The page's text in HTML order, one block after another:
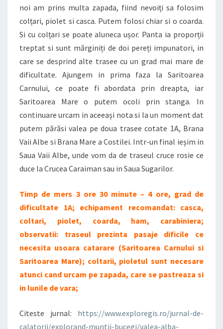
noi am prins multa zapada, fiind nevoiți sa folosim
colțari, piolet si casca. Putem folosi chiar si o coarda.
Si cu colțari se poate aluneca ușor. Panta ia proporții
treptat si sunt mărginiți de doi pereți impunatori, in
care se desprind alte trasee cu un grad mai mare de
dificultate. Ajungem in prima faza la Saritoarea
Carnului, ce poate fi abordata prin dreapta, iar
Saritoarea Mare o putem ocoli prin stanga. In
continuare urcam in aceeași nota si la un moment dat
putem părăsi valea pe doua trasee cotate 1A, Brana
Vaii Albe si Brana Mare a Costilei. Intr-un final ieșim in
Saua Vaii Albe, unde vom da de traseul cruce rosie ce
duce la Crucea Caraiman sau in Saua Sugarilor.
Timp de mers 3 ore 30 minute – 4 ore, grad de
dificultate 1A; echipament recomandat: casca,
coltari, piolet, coarda, ham, carabiniera;
observatii: traseul prezinta pasaje dificile ce
necesita usoara catarare (Saritoarea Carnului si
Saritoarea Mare); coltarii, pioletul sunt necesare
atunci cand urcam pe zapada, care se pastreaza si
in lunile de vara;
Citeste jurnal: https://www.exploregis.ro/jurnal-de-
calatorii/explorand-muntii-bucegi/valea-alba-